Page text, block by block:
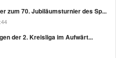
zum 70. Jubiläumsturnier des Sp...
der 2. Kreisliga im Aufwärt...